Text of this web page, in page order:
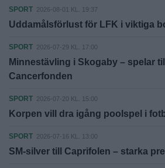
SPORT 2026-08-01 KL. 19:37
Uddamålsförlust för LFK i viktiga
SPORT 2026-07-29 KL. 17:00
Minnestävling i Skogaby – spelar
Cancerfonden
SPORT 2026-07-20 KL. 15:00
Korpen vill dra igång poolspel i
SPORT 2026-07-16 KL. 13:00
SM-silver till Caprifolen – starka